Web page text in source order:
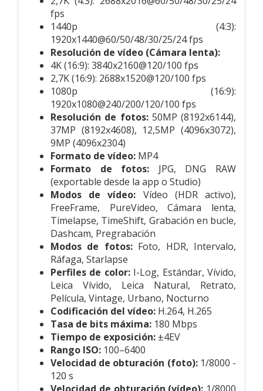
fps
1440p (4:3):
1920x1440@60/50/48/30/25/24 fps
Resolución de vídeo (Cámara lenta):
4K (16:9): 3840x2160@120/100 fps
2,7K (16:9): 2688x1520@120/100 fps
1080p (16:9):
1920x1080@240/200/120/100 fps
Resolución de fotos:50MP (8192x6144),
37MP (8192x4608), 12,5MP (4096x3072),
9MP (4096x2304)
Formato de vídeo: MP4
Formato de fotos: JPG, DNG RAW
(exportable desde la app o Studio)
Modos de vídeo: Vídeo (HDR activo),
FreeFrame, PureVideo, Cámara lenta,
Timelapse, TimeShift, Grabación en bucle,
Dashcam, Pregrabación
Modos de fotos:Foto, HDR, Intervalo,
Ráfaga, Starlapse
Perfiles de color:I-Log, Estándar, Vívido,
Leica Vívido, Leica Natural, Retrato,
Película, Vintage, Urbano, Nocturno
Codificación del vídeo: H.264, H.265
Tasa de bits máxima: 180 Mbps
Tiempo de exposición: ±4EV
Rango ISO: 100–6400
Velocidad de obturación (foto):1/8000 -
120 s